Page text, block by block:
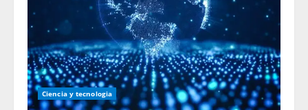
Ciencia y tecnologia